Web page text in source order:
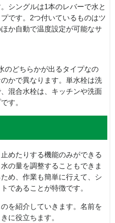
シングルは1本のレバーで水と
です。2つ付いているものはツ
か自動で温度設定が可能なサ
のどちらかが出るタイプなの
かで異なります。単水栓は洗
混合水栓は、キッチンや洗面
す。
めたりする機能のみができる
の量を調整することもできま
め、作業も簡単に行えて、シ
であることが特徴です。
を紹介していきます。名前を
に役立ちます。